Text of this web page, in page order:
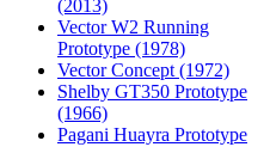
(2013)
Vector W2 Running
Prototype (1978)
Vector Concept (1972)
Shelby GT350 Prototype
(1966)
Pagani Huayra Prototype